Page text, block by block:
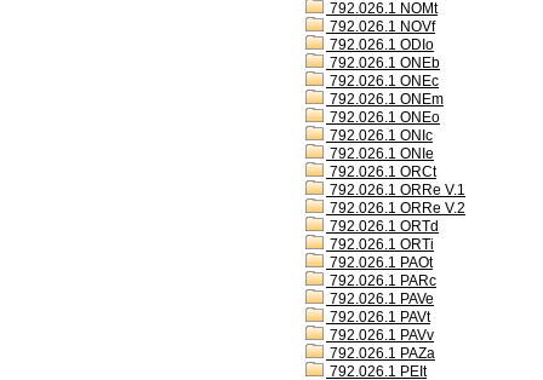
792.026.1 NOMt
792.026.1 NOVf
792.026.1 ODIo
792.026.1 ONEb
792.026.1 ONEc
792.026.1 ONEm
792.026.1 ONEo
792.026.1 ONIc
792.026.1 ONIe
792.026.1 ORCt
792.026.1 ORRe V.1
792.026.1 ORRe V.2
792.026.1 ORTd
792.026.1 ORTi
792.026.1 PAOt
792.026.1 PARc
792.026.1 PAVe
792.026.1 PAVt
792.026.1 PAVv
792.026.1 PAZa
792.026.1 PEIt